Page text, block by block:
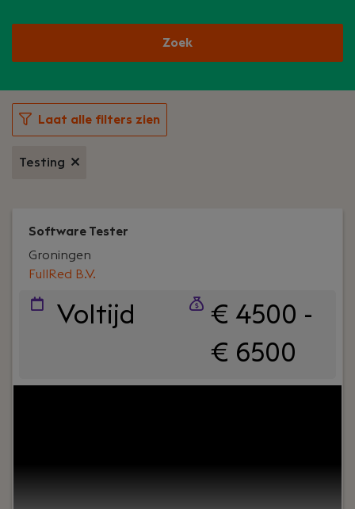
Zoek
Laat alle filters zien
Testing
Software Tester
FullRed B.V.
Groningen
Voltijd
€ 4500 -
€ 6500